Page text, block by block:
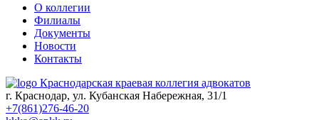
О коллегии
Филиалы
Документы
Новости
Контакты
Краснодарская краевая коллегия адвокатов
г. Краснодар, ул. Кубанская Набережная, 31/1
+7(861)276-46-20